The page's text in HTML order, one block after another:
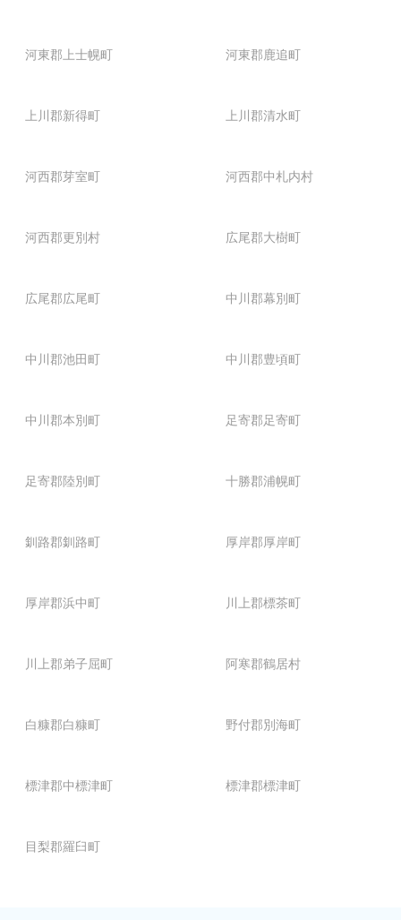
河東郡上士幌町 河東郡鹿追町
上川郡新得町 上川郡清水町
河西郡芽室町 河西郡中札内村
河西郡更別村 広尾郡大樹町
広尾郡広尾町 中川郡幕別町
中川郡池田町 中川郡豊頃町
中川郡本別町 足寄郡足寄町
足寄郡陸別町 十勝郡浦幌町
釧路郡釧路町 厚岸郡厚岸町
厚岸郡浜中町 川上郡標茶町
川上郡弟子屈町 阿寒郡鶴居村
白糠郡白糠町 野付郡別海町
標津郡中標津町 標津郡標津町
目梨郡羅臼町